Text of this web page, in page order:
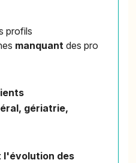
profils
manquant des pro
gériatrie,
l'évolution des